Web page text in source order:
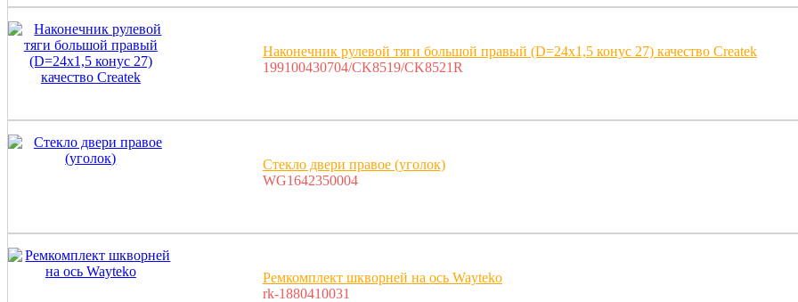
Наконечник рулевой тяги большой правый (D=24х1,5 конус 27) качество Createk
199100430704/CK8519/CK8521R
Стекло двери правое (уголок)
WG1642350004
Ремкомплект шкворней на ось Wayteko
rk-1880410031